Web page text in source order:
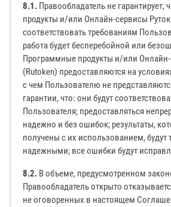
8.1. Правообладатель не
продукты и/или Онлайн-сервисы
соответствовать требованиям
работа будет бесперебойной или
Программные продукты и/или Онлайн-
(Rutoken) предоставляются на
с чем Пользователю не
гарантии, что: они будут
Пользователя; предоставляться
надежно и без ошибок; результаты,
получены с их использованием,
надежными; все ошибки будут
8.2. В объеме, предусмотренном
Правообладатель открыто
не оговоренных в настоящем